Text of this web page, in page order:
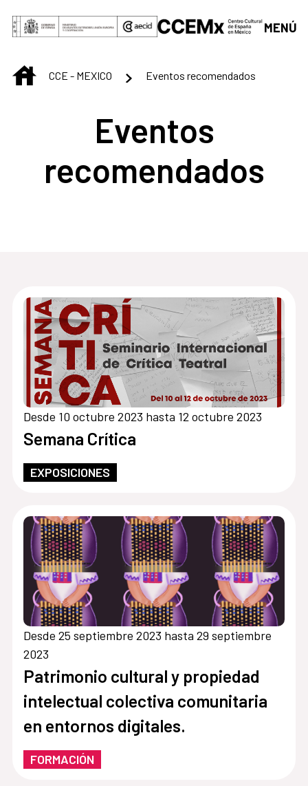
Saltar al contenido principal
MENÚ
INICIOCCE - MEXICO Eventos recomendados
Eventos
recomendados
Desde 10 octubre 2023 hasta 12 octubre 2023
Semana Crítica
EXPOSICIONES
Desde 25 septiembre 2023 hasta 29 septiembre
2023
Patrimonio cultural y propiedad
intelectual colectiva comunitaria
en entornos digitales.
FORMACIÓN